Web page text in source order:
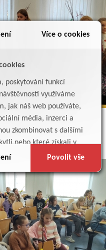
Více o cookies
poskytování funkcí
využíváme
jak náš web používáte,
média, inzerci a
zkombinovat s dalšími
nebo které získali v
služby.
Povolit vše